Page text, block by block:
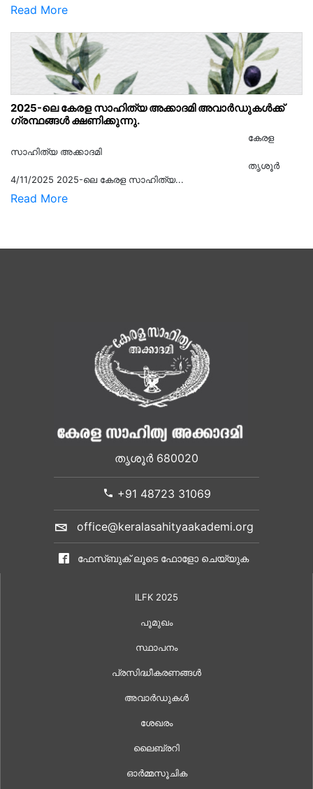
Read More
2025-ലെ കേരള സാഹിത്യ അക്കാദമി അവാർഡുകൾക്ക്
ഗ്രന്ഥങ്ങൾ ക്ഷണിക്കുന്നു.
കേരള
സാഹിത്യ അക്കാദമി
തൃശൂര്‍
4/11/2025 2025-ലെ കേരള സാഹിത്യ...
Read More
തൃശൂർ 680020
+91 48723 31069
office@keralasahityaakademi.org
ഫേസ്ബുക് ലൂടെ ഫോളോ ചെയ്യുക
ILFK 2025
പൂമുഖം
സ്ഥാപനം
പ്രസിദ്ധീകരണങ്ങൾ
അവാർഡുകൾ
ശേഖരം
ലൈബ്രറി
ഓർമ്മസൂചിക